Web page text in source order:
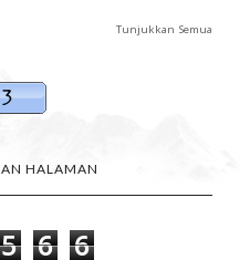
Tunjukkan Semua
HALAMAN
5 6 6